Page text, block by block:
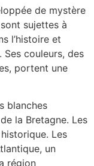
de mystère
sujettes à
l’histoire et
Ses couleurs, des
portent une
blanches
la Bretagne. Les
Les
un
région